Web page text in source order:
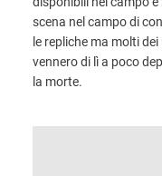
scena nel campo di
le repliche ma molti
vennero di lì a poco
la morte.